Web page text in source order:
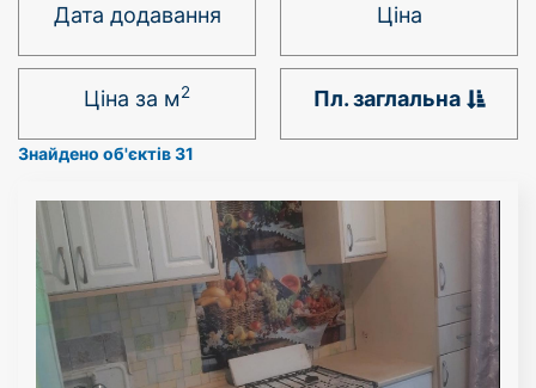
Дата додавання Ціна
Ціна за м2 Пл. заглальна
Знайдено об'єктів 31